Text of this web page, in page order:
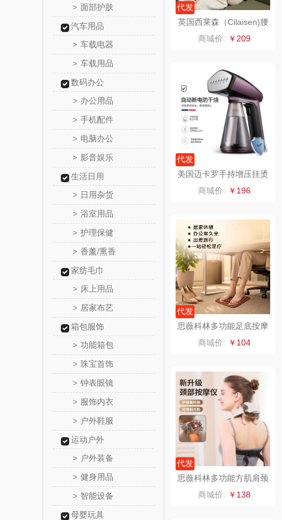
> 面部护肤
汽车用品
> 车载电器
> 车载用品
数码办公
> 办公用品
> 手机配件
> 电脑办公
> 影音娱乐
生活日用
> 日用杂货
> 浴室用品
> 护理保健
> 香薰/熏香
家纺毛巾
> 床上用品
> 居家布艺
箱包服饰
> 功能箱包
> 珠宝首饰
> 钟表眼镜
> 服饰内衣
> 户外鞋服
运动户外
> 户外装备
> 健身用品
> 智能设备
母婴玩具
九阳（代理商）
中茶
梦洁家纺
德菲摩尔
雅莉格丝
百事食品
可可满分
富昌
百事（饮具类）
几梦
西屋（风扇类）
艾美特（代理商）
康巴赫（锅具类）
代发
英国西莱森（Cilaisen)腰
部按摩仪CP-MW8
商城价: ￥209
代发
美国迈卡罗手持增压挂烫
机MC-9352
商城价: ￥196
代发
思薇科林多功能足底按摩
器足部按摩仪YK-JD01
商城价: ￥104
代发
思薇科林多功能方肌肩颈
按摩器颈部按摩仪C63
商城价: ￥138